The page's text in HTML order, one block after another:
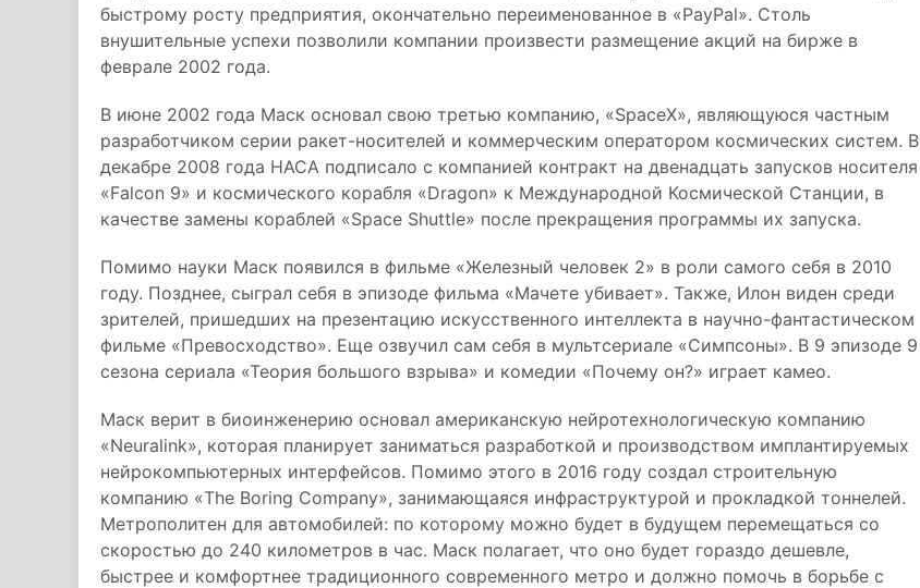
быстрому росту предприятия, окончательно переименованное в «PayPal». Столь
внушительные успехи позволили компании произвести размещение акций на бирже в
феврале 2002 года.
В июне 2002 года Маск основал свою третью компанию, «SpaceX», являющуюся частным
разработчиком серии ракет-носителей и коммерческим оператором космических систем. В
декабре 2008 года НАСА подписало с компанией контракт на двенадцать запусков носителя
«Falcon 9» и космического корабля «Dragon» к Международной Космической Станции, в
качестве замены кораблей «Space Shuttle» после прекращения программы их запуска.
Помимо науки Маск появился в фильме «Железный человек 2» в роли самого себя в 2010
году. Позднее, сыграл себя в эпизоде фильма «Мачете убивает». Также, Илон виден среди
зрителей, пришедших на презентацию искусственного интеллекта в научно-фантастическом
фильме «Превосходство». Еще озвучил сам себя в мультсериале «Симпсоны». В 9 эпизоде 9
сезона сериала «Теория большого взрыва» и комедии «Почему он?» играет камео.
Маск верит в биоинженерию основал американскую нейротехнологическую компанию
«Neuralink», которая планирует заниматься разработкой и производством имплантируемых
нейрокомпьютерных интерфейсов. Помимо этого в 2016 году создал строительную
компанию «The Boring Company», занимающаяся инфраструктурой и прокладкой тоннелей.
Метрополитен для автомобилей: по которому можно будет в будущем перемещаться со
скоростью до 240 километров в час. Маск полагает, что оно будет гораздо дешевле,
быстрее и комфортнее традиционного современного метро и должно помочь в борьбе с